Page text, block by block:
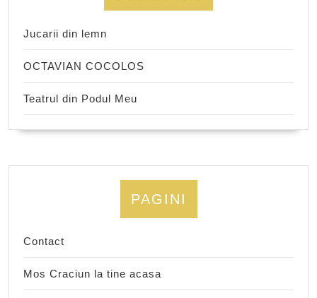
Jucarii din lemn
OCTAVIAN COCOLOS
Teatrul din Podul Meu
PAGINI
Contact
Mos Craciun la tine acasa